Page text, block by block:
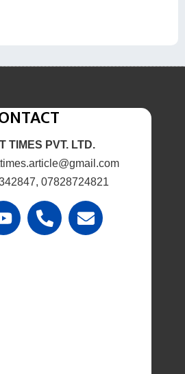
TIMES PVT. LTD.
07828724821